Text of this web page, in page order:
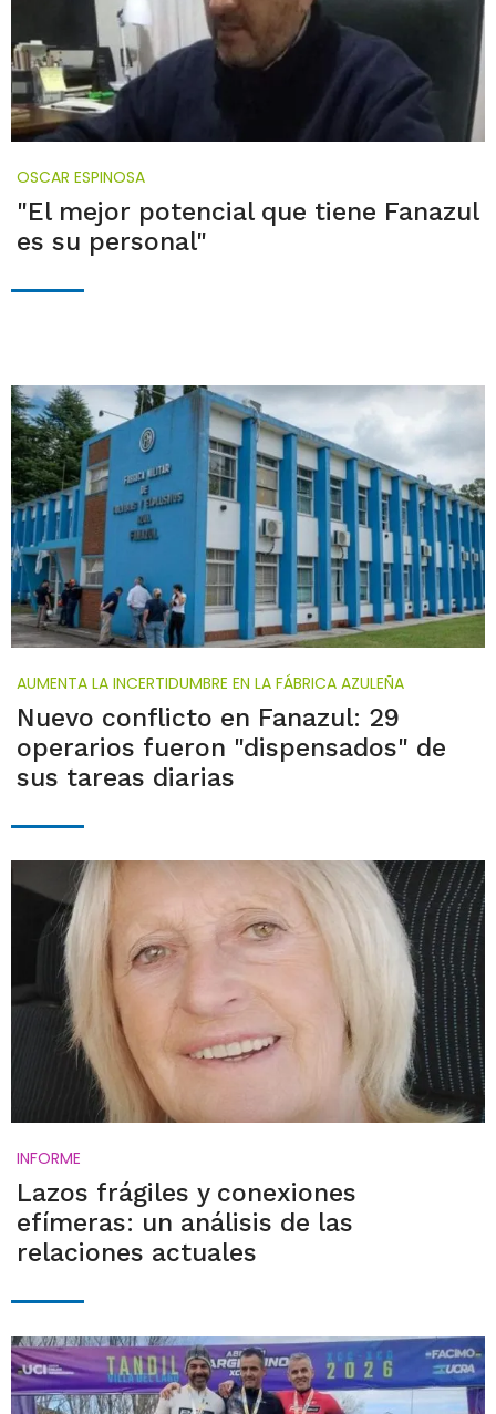
OSCAR ESPINOSA
"El mejor potencial que tiene Fanazul
es su personal"
AUMENTA LA INCERTIDUMBRE EN LA FÁBRICA AZULEÑA
Nuevo conflicto en Fanazul: 29
operarios fueron "dispensados" de
sus tareas diarias
INFORME
Lazos frágiles y conexiones
efímeras: un análisis de las
relaciones actuales